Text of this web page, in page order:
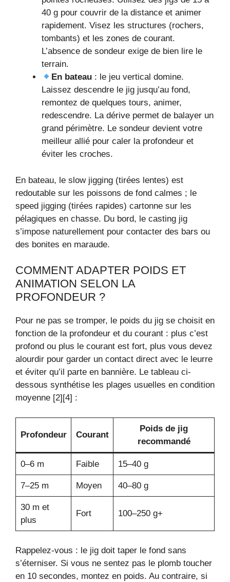
40 g pour couvrir de la distance et animer
rapidement. Visez les structures (rochers,
tombants) et les zones de courant.
L’absence de sondeur exige de bien lire le
terrain.
En bateau : le jeu vertical domine.
Laissez descendre le jig jusqu’au fond,
remontez de quelques tours, animer,
redescendre. La dérive permet de balayer un
grand périmètre. Le sondeur devient votre
meilleur allié pour caler la profondeur et
éviter les croches.
En bateau, le slow jigging (tirées lentes) est
redoutable sur les poissons de fond calmes ; le
speed jigging (tirées rapides) cartonne sur les
pélagiques en chasse. Du bord, le casting jig
s’impose naturellement pour contacter des bars ou
des bonites en maraude.
COMMENT ADAPTER POIDS ET
ANIMATION SELON LA
PROFONDEUR ?
Pour ne pas se tromper, le poids du jig se choisit en
fonction de la profondeur et du courant : plus c’est
profond ou plus le courant est fort, plus vous devez
alourdir pour garder un contact direct avec le leurre
et éviter qu’il parte en bannière. Le tableau ci-
dessous synthétise les plages usuelles en condition
moyenne [2][4] :
Profondeur Courant
Poids de jig
recommandé
0–6 m Faible 15–40 g
7–25 m Moyen 40–80 g
30 m et
plus
Fort 100–250 g+
Rappelez-vous : le jig doit taper le fond sans
s’éterniser. Si vous ne sentez pas le plomb toucher
en 10 secondes, montez en poids. Au contraire, si